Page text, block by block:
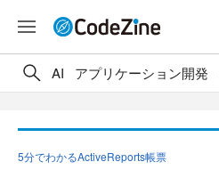
AI アプリケーション開発
5分でわかるActiveReports帳票